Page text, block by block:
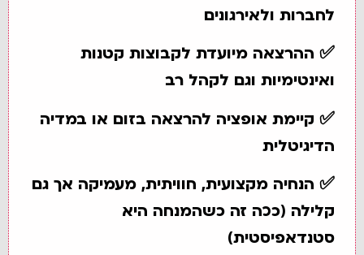
לחברות ולאירגונים
✅ ההרצאה מיועדת לקבוצות קטנות
ואינטימיות וגם לקהל רב
✅ קיימת אופציה להרצאה בזום או במדיה
הדיגיטלית
✅ הנחיה מקצועית, חוויתית, מעמיקה אך גם
קלילה (ככה זה כשהמנחה היא
סטנדאפיסטית)